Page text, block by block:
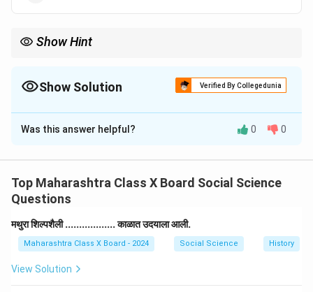
Show Hint
Show Solution Verified By Collegedunia
The Correct Option isB
Solution and Explanation
या प्रश्नात इटलीतील प्रसिद्ध चित्रकार लिओनार्दो द विंची यांच्या एका
प्रसिद्ध चित्राबद्दल विचारले आहे, जे लुव्र संग्रहालयात ठेवलेले आहे.
(अ) नेपोलियन — हा एक ऐतिहासिक व्यक्ती आहे, चित्र नाही.
(ब) मोनालिसा — हेच लिओनार्दो द विंची यांनी रंगविलेले जगप्रसिद्ध
चित्र आहे आणि ते लुव्र संग्रहालयात ठेवलेले आहे.
Was this answer helpful? 0 0
Top Maharashtra Class X Board Social Science
Questions
मथुरा शिल्पशैली .................. काळात उदयाला आली.
Maharashtra Class X Board - 2024 Social Science History
View Solution